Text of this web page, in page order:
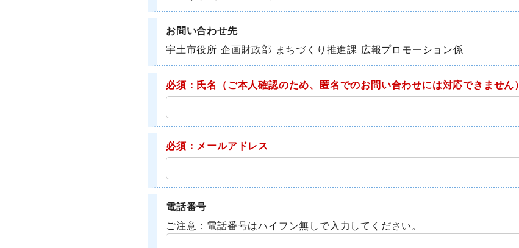
お問い合わせ先
宇土市役所 企画財政部 まちづくり推進課 広報プロモーション係
必須：氏名 （ご本人確認のため、匿名でのお問い合わせには対応できません）
必須：メールアドレス
電話番号
ご注意：電話番号はハイフン無しで入力してください。